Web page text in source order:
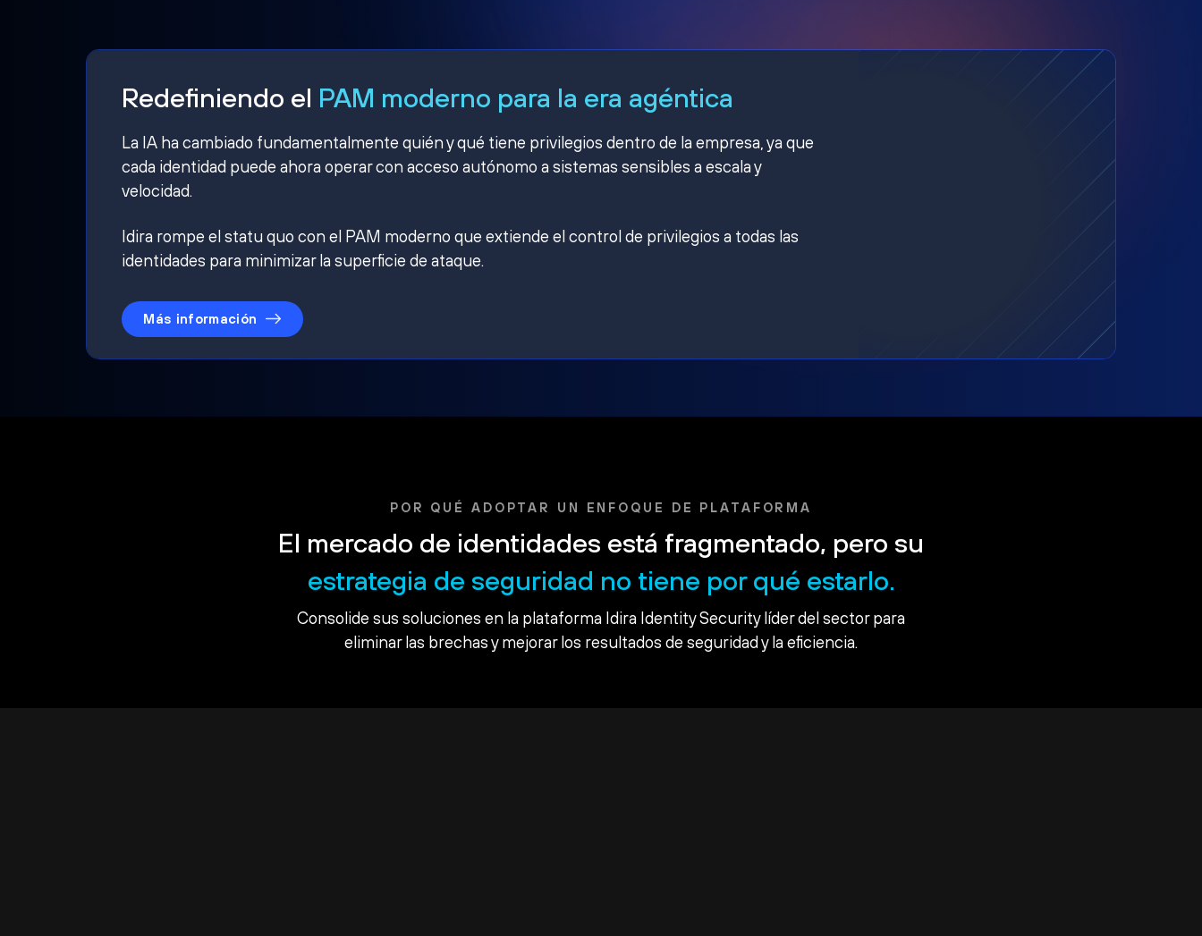
Redefiniendo el PAM moderno para la era agéntica
La IA ha cambiado fundamentalmente quién y qué tiene privilegios dentro de la empresa, ya que
cada identidad puede ahora operar con acceso autónomo a sistemas sensibles a escala y
velocidad.
Idira rompe el statu quo con el PAM moderno que extiende el control de privilegios a todas las
identidades para minimizar la superficie de ataque.
Más información
POR QUÉ ADOPTAR UN ENFOQUE DE PLATAFORMA
El mercado de identidades está fragmentado, pero su
estrategia de seguridad no tiene por qué estarlo.
Consolide sus soluciones en la plataforma Idira Identity Security líder del sector para
eliminar las brechas y mejorar los resultados de seguridad y la eficiencia.